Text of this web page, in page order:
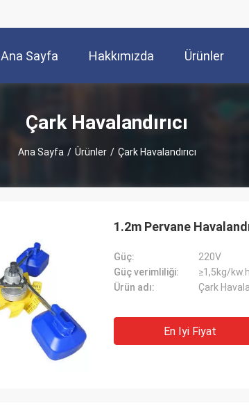
Ana Sayfa Hakkımızda Ürünler
Çark Havalandırıcı
Ana Sayfa / Ürünler / Çark Havalandırıcı
1.2m Pervane
Güç:
220V
Güç verimliliği:
≥1,5kg/kw.h
Ürün adı:
Çark
En Iyi Fiyat